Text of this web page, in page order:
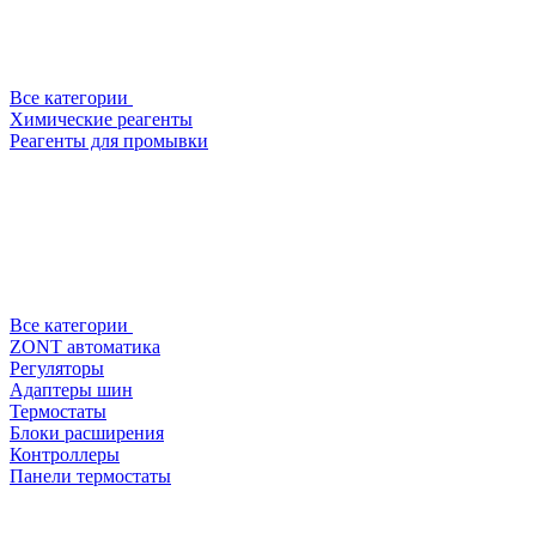
Все категории
Химические реагенты
Реагенты для промывки
Все категории
ZONT автоматика
Регуляторы
Адаптеры шин
Термостаты
Блоки расширения
Контроллеры
Панели термостаты